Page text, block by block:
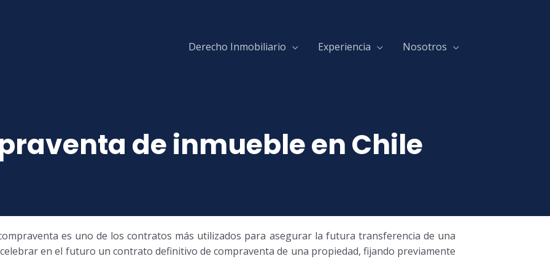
Derecho Inmobiliario Experiencia Nosotros
de inmueble en Chile
es uno de los contratos más utilizados para asegurar la futura transferencia de una
en el futuro un contrato definitivo de compraventa de una propiedad, fijando previamente